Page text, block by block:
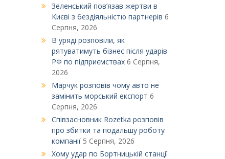
Зеленський пов’язав жертви в
Києві з бездіяльністю партнерів 6
Серпня, 2026
В уряді розповіли, як
рятуватимуть бізнес після ударів
РФ по підприємствах 6 Серпня,
2026
Марчук розповів чому авто не
замінить морський експорт 6
Серпня, 2026
Співзасновник Rozetka розповів
про збитки та подальшу роботу
компанії 5 Серпня, 2026
Xому удар по Бортницькій станції